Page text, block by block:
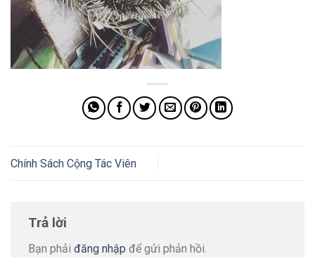
Chính Sách Cộng Tác Viên
Trả lời
Bạn phải đăng nhập để gửi phản hồi.